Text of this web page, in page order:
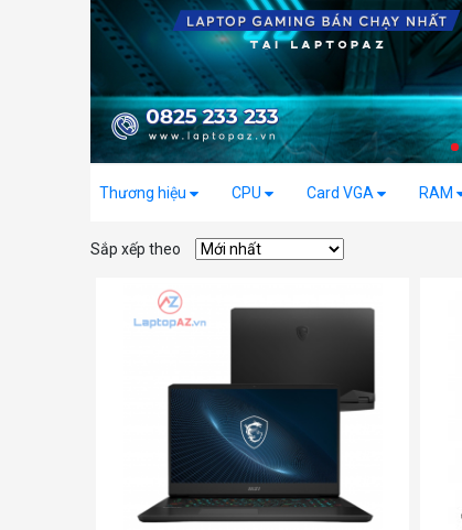
Thương hiệu CPU Card VGA RAM
Sắp xếp theo